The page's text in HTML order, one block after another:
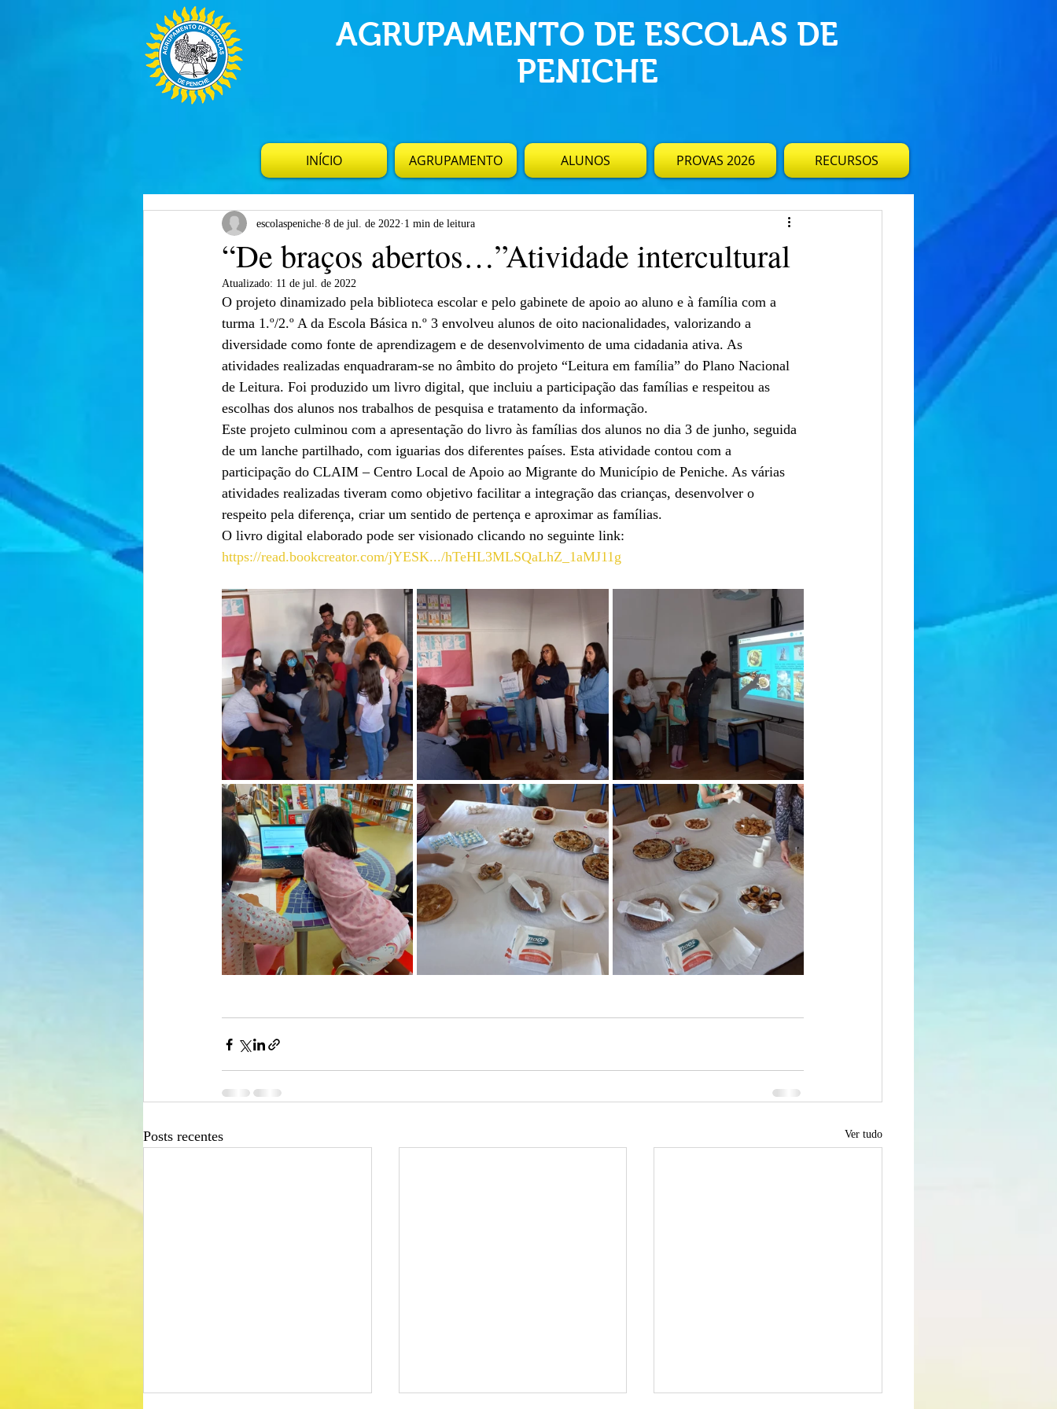
AGRUPAMENTO DE ESCOLAS DE
PENICHE
INÍCIO AGRUPAMENTO ALUNOS PROVAS 2026 RECURSOS
“De braços abertos…”Atividade intercultural
escolaspeniche 8 de jul. de 2022 1 min de leitura
Atualizado: 11 de jul. de 2022
O projeto dinamizado pela biblioteca escolar e pelo gabinete de apoio ao aluno e à família com a
turma 1.º/2.º A da Escola Básica n.º 3 envolveu alunos de oito nacionalidades, valorizando a
diversidade como fonte de aprendizagem e de desenvolvimento de uma cidadania ativa. As
atividades realizadas enquadraram-se no âmbito do projeto “Leitura em família” do Plano Nacional
de Leitura. Foi produzido um livro digital, que incluiu a participação das famílias e respeitou as
escolhas dos alunos nos trabalhos de pesquisa e tratamento da informação.
Este projeto culminou com a apresentação do livro às famílias dos alunos no dia 3 de junho, seguida
de um lanche partilhado, com iguarias dos diferentes países. Esta atividade contou com a
participação do CLAIM – Centro Local de Apoio ao Migrante do Município de Peniche. As várias
atividades realizadas tiveram como objetivo facilitar a integração das crianças, desenvolver o
respeito pela diferença, criar um sentido de pertença e aproximar as famílias.
O livro digital elaborado pode ser visionado clicando no seguinte link:
https://read.bookcreator.com/jYESK.../hTeHL3MLSQaLhZ_1aMJ11g
Posts recentes Ver tudo